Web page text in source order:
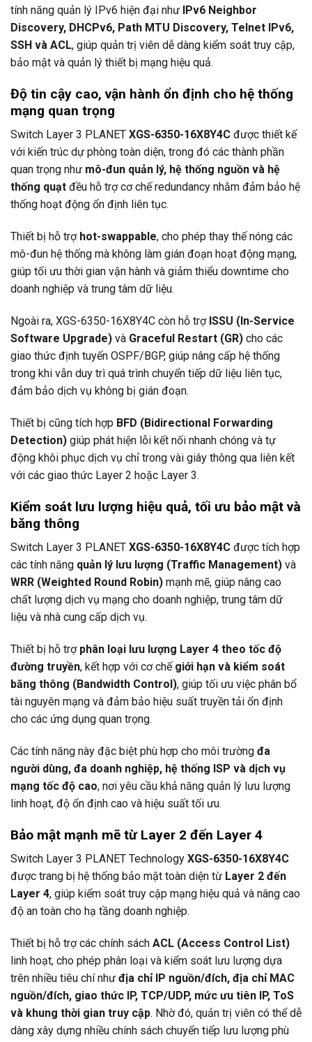
tính năng quản lý IPv6 hiện đại như IPv6 Neighbor
Discovery, DHCPv6, Path MTU Discovery, Telnet IPv6,
SSH và ACL, giúp quản trị viên dễ dàng kiểm soát truy cập,
bảo mật và quản lý thiết bị mạng hiệu quả.
Độ tin cậy cao, vận hành ổn định cho hệ thống
mạng quan trọng
Switch Layer 3 PLANET XGS-6350-16X8Y4C được thiết kế
với kiến trúc dự phòng toàn diện, trong đó các thành phần
quan trọng như mô-đun quản lý, hệ thống nguồn và hệ
thống quạt đều hỗ trợ cơ chế redundancy nhằm đảm bảo hệ
thống hoạt động ổn định liên tục.
Thiết bị hỗ trợ hot-swappable, cho phép thay thế nóng các
mô-đun hệ thống mà không làm gián đoạn hoạt động mạng,
giúp tối ưu thời gian vận hành và giảm thiểu downtime cho
doanh nghiệp và trung tâm dữ liệu.
Ngoài ra, XGS-6350-16X8Y4C còn hỗ trợ ISSU (In-Service
Software Upgrade) và Graceful Restart (GR) cho các
giao thức định tuyến OSPF/BGP, giúp nâng cấp hệ thống
trong khi vẫn duy trì quá trình chuyển tiếp dữ liệu liên tục,
đảm bảo dịch vụ không bị gián đoạn.
Thiết bị cũng tích hợp BFD (Bidirectional Forwarding
Detection) giúp phát hiện lỗi kết nối nhanh chóng và tự
động khôi phục dịch vụ chỉ trong vài giây thông qua liên kết
với các giao thức Layer 2 hoặc Layer 3.
Kiểm soát lưu lượng hiệu quả, tối ưu bảo mật và
băng thông
Switch Layer 3 PLANET XGS-6350-16X8Y4C được tích hợp
các tính năng quản lý lưu lượng (Traffic Management) và
WRR (Weighted Round Robin) mạnh mẽ, giúp nâng cao
chất lượng dịch vụ mạng cho doanh nghiệp, trung tâm dữ
liệu và nhà cung cấp dịch vụ.
Thiết bị hỗ trợ phân loại lưu lượng Layer 4 theo tốc độ
đường truyền, kết hợp với cơ chế giới hạn và kiểm soát
băng thông (Bandwidth Control), giúp tối ưu việc phân bổ
tài nguyên mạng và đảm bảo hiệu suất truyền tải ổn định
cho các ứng dụng quan trọng.
Các tính năng này đặc biệt phù hợp cho môi trường đa
người dùng, đa doanh nghiệp, hệ thống ISP và dịch vụ
mạng tốc độ cao, nơi yêu cầu khả năng quản lý lưu lượng
linh hoạt, độ ổn định cao và hiệu suất tối ưu.
Bảo mật mạnh mẽ từ Layer 2 đến Layer 4
Switch Layer 3 PLANET Technology XGS-6350-16X8Y4C
được trang bị hệ thống bảo mật toàn diện từ Layer 2 đến
Layer 4, giúp kiểm soát truy cập mạng hiệu quả và nâng cao
độ an toàn cho hạ tầng doanh nghiệp.
Thiết bị hỗ trợ các chính sách ACL (Access Control List)
linh hoạt, cho phép phân loại và kiểm soát lưu lượng dựa
trên nhiều tiêu chí như địa chỉ IP nguồn/đích, địa chỉ MAC
nguồn/đích, giao thức IP, TCP/UDP, mức ưu tiên IP, ToS
và khung thời gian truy cập. Nhờ đó, quản trị viên có thể dễ
dàng xây dựng nhiều chính sách chuyển tiếp lưu lượng phù